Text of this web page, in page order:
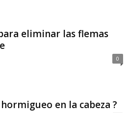
eliminar las flemas
0
en la cabeza ?